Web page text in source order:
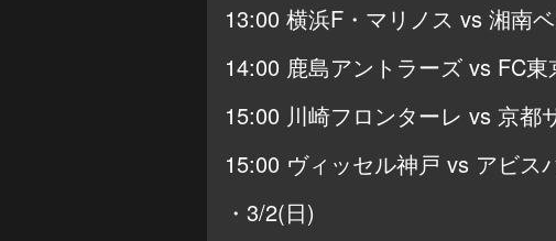
13:00 横浜F・マリノス vs 湘南
14:00 鹿島アントラーズ vs FC
15:00 川崎フロンターレ vs 京都
15:00 ヴィッセル神戸 vs アビス
・3/2(日)